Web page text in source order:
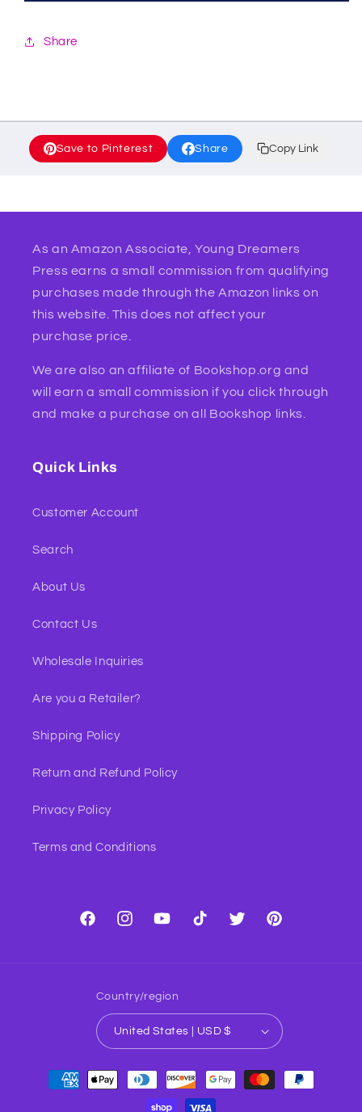
Share
Save to Pinterest Share Copy Link
As an Amazon Associate, Young Dreamers
Press earns a small commission from qualifying
purchases made through the Amazon links on
this website. This does not affect your
purchase price.
We are also an affiliate of Bookshop.org and
will earn a small commission if you click through
and make a purchase on all Bookshop links.
Quick Links
Customer Account
Search
About Us
Contact Us
Wholesale Inquiries
Are you a Retailer?
Shipping Policy
Return and Refund Policy
Privacy Policy
Terms and Conditions
FacebookInstagramYouTubeTikTok Twitter Pinterest
Country/region
United States | USD $
Payment
methods